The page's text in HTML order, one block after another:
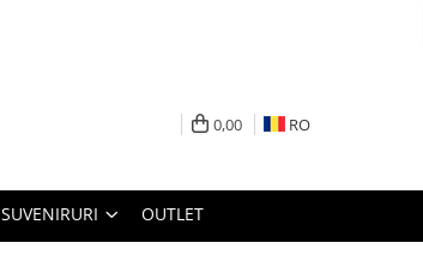
0,00 RO
SUVENIRURI OUTLET